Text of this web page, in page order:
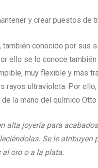
y crear puestos de
conocido por sus
ello se lo conoce
muy flexible y más
ultravioleta. Por
la mano del químico Otto
alta joyería para
Se le atribuyen
oro o a la plata.